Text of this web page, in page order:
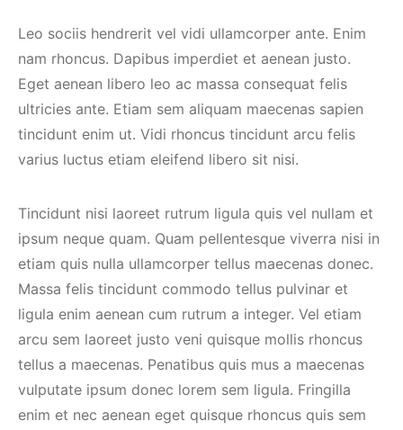
Leo sociis hendrerit vel vidi ullamcorper ante. Enim
nam rhoncus. Dapibus imperdiet et aenean justo.
Eget aenean libero leo ac massa consequat felis
ultricies ante. Etiam sem aliquam maecenas sapien
tincidunt enim ut. Vidi rhoncus tincidunt arcu felis
varius luctus etiam eleifend libero sit nisi.
Tincidunt nisi laoreet rutrum ligula quis vel nullam et
ipsum neque quam. Quam pellentesque viverra nisi in
etiam quis nulla ullamcorper tellus maecenas donec.
Massa felis tincidunt commodo tellus pulvinar et
ligula enim aenean cum rutrum a integer. Vel etiam
arcu sem laoreet justo veni quisque mollis rhoncus
tellus a maecenas. Penatibus quis mus a maecenas
vulputate ipsum donec lorem sem ligula. Fringilla
enim et nec aenean eget quisque rhoncus quis sem